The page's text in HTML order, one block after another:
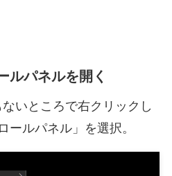
ルパネルを開く
いところで右クリックし
ールパネル」を選択。